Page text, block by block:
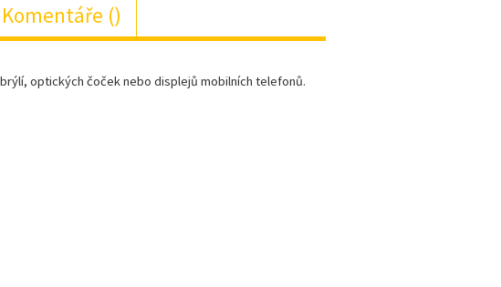
Komentáře ()
optických čoček nebo displejů mobilních telefonů.